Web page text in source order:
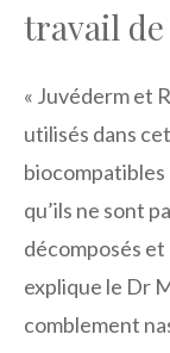
travail
« Juvéderm et
utilisés dans
qu’ils ne sont
décomposés
explique le Dr
comblement